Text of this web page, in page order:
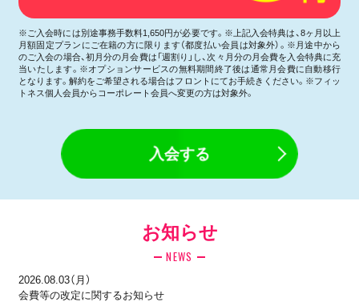
※ご入会時には別途事務手数料1,650円が必要です。※上記入会特典は、8ヶ月以上
月額固定プランにご在籍の方に限ります（都度払い会員は対象外）。※月途中から
のご入会の場合、初月分の月会費は「週割り」し、次々月分の月会費を入会特典に充
当いたします。※オプションサービスの無料期間終了後は通常月会費に自動移行
となります。解約をご希望される場合はフロントにてお手続きください。※フィッ
トネス個人会員からコーポレート会員へ変更の方は対象外。
入会する
お知らせ
NEWS
2026.08.03（月）
会費等の改定に関するお知らせ